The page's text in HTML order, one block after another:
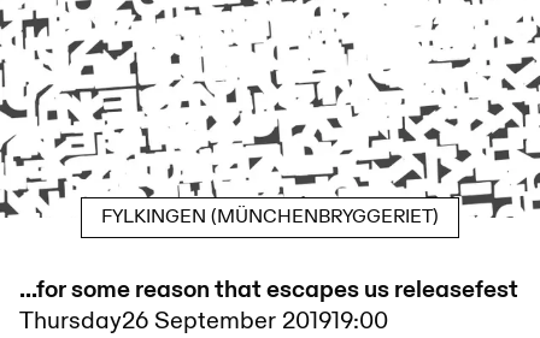
FYLKINGEN (MÜNCHENBRYGGERIET)
…for some reason that escapes us releasefest
Thursday26 September 201919:00